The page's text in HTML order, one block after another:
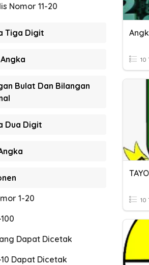
Nomor 11-20
Tiga Digit
Bulat Dan Bilangan
Dua Digit
1-20
Dapat Dicetak
Dapat Dicetak
10
10